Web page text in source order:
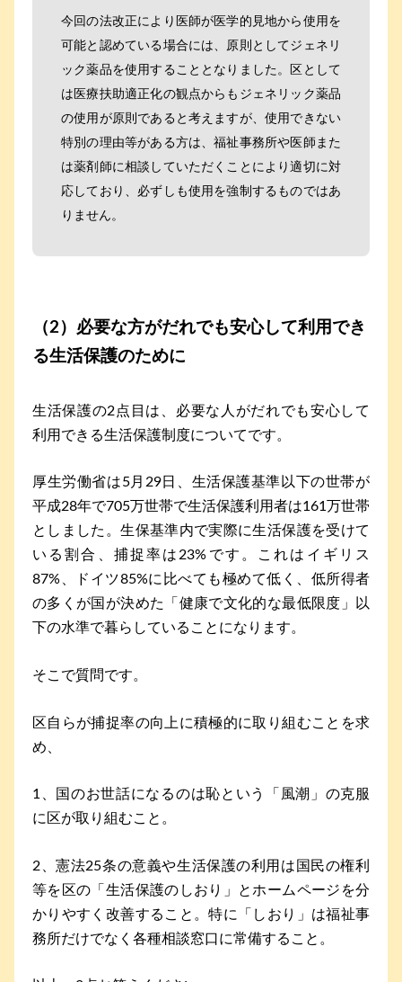
今回の法改正により医師が医学的見地から使用を
可能と認めている場合には、原則としてジェネリ
ック薬品を使用することとなりました。区として
は医療扶助適正化の観点からもジェネリック薬品
の使用が原則であると考えますが、使用できない
特別の理由等がある方は、福祉事務所や医師また
は薬剤師に相談していただくことにより適切に対
応しており、必ずしも使用を強制するものではあ
りません。
（2）必要な方がだれでも安心して利用でき
る生活保護のために
生活保護の2点目は、必要な人がだれでも安心して
利用できる生活保護制度についてです。
厚生労働省は5月29日、生活保護基準以下の世帯が
平成28年で705万世帯で生活保護利用者は161万世帯
としました。生保基準内で実際に生活保護を受けて
いる割合、捕捉率は23%です。これはイギリス
87%、ドイツ85%に比べても極めて低く、低所得者
の多くが国が決めた「健康で文化的な最低限度」以
下の水準で暮らしていることになります。
そこで質問です。
区自らが捕捉率の向上に積極的に取り組むことを求
め、
1、国のお世話になるのは恥という「風潮」の克服
に区が取り組むこと。
2、憲法25条の意義や生活保護の利用は国民の権利
等を区の「生活保護のしおり」とホームページを分
かりやすく改善すること。特に「しおり」は福祉事
務所だけでなく各種相談窓口に常備すること。